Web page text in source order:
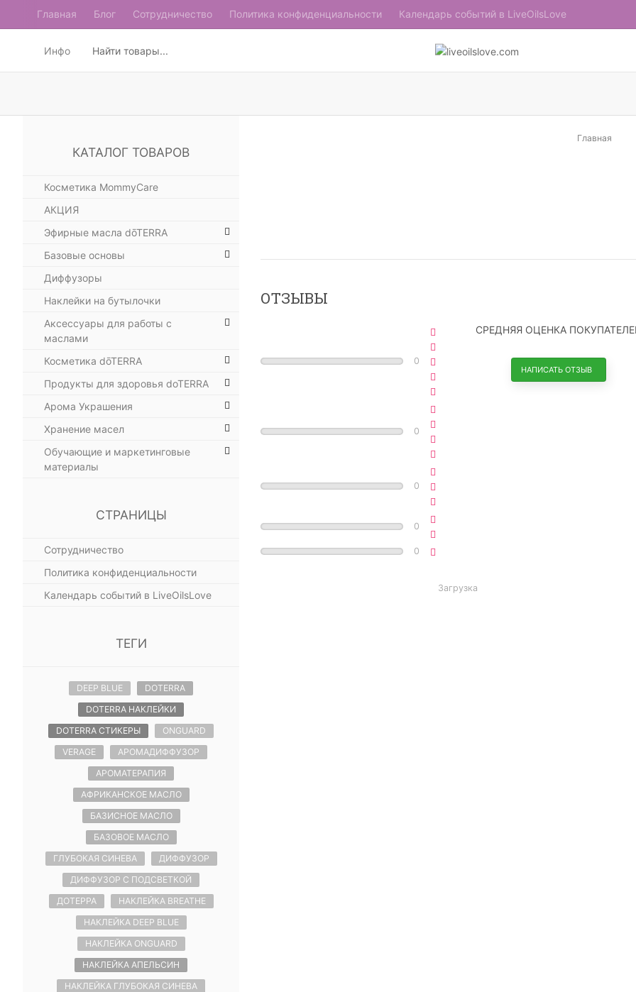
Главная Блог Сотрудничество Политика конфиденциальности Календарь событий в LiveOilsLove
Инфо
Главная
ОТЗЫВЫ
0
0
0
0
0
СРЕДНЯЯ ОЦЕНКА
НАПИСАТЬ ОТЗЫВ
Загрузка
КАТАЛОГ ТОВАРОВ
Косметика MommyCare
АКЦИЯ
Эфирные масла dōTERRA
Базовые основы
Диффузоры
Наклейки на бутылочки
Аксессуары для работы с
маслами
Косметика dōTERRA
Продукты для здоровья doTERRA
Арома Украшения
Хранение масел
Обучающие и маркетинговые
материалы
СТРАНИЦЫ
Сотрудничество
Политика конфиденциальности
Календарь событий в LiveOilsLove
ТЕГИ
DEEP BLUE
DOTERRA
DOTERRA НАКЛЕЙКИ
DOTERRA СТИКЕРЫ
ONGUARD
VERAGE
АРОМАДИФФУЗОР
АРОМАТЕРАПИЯ
АФРИКАНСКОЕ МАСЛО
БАЗИСНОЕ МАСЛО
БАЗОВОЕ МАСЛО
ГЛУБОКАЯ СИНЕВА
ДИФФУЗОР
ДИФФУЗОР С ПОДСВЕТКОЙ
ДОТЕРРА
НАКЛЕЙКА BREATHE
НАКЛЕЙКА DEEP BLUE
НАКЛЕЙКА ONGUARD
НАКЛЕЙКА АПЕЛЬСИН
НАКЛЕЙКА ГЛУБОКАЯ СИНЕВА